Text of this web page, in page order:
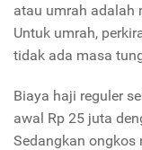
atau umrah adalah
Untuk umrah,
tidak ada masa
Biaya haji reguler
awal Rp 25 juta
Sedangkan ongkos